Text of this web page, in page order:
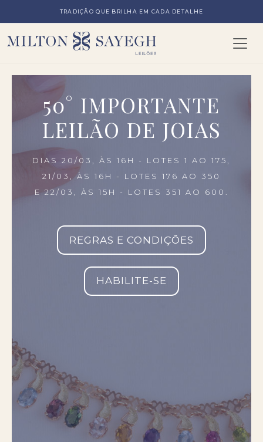
TRADIÇÃO QUE BRILHA EM CADA DETALHE
50° IMPORTANTE
LEILÃO DE JOIAS
DIAS 20/03, ÀS 16H - LOTES 1 AO 175,
21/03, ÀS 16H - LOTES 176 AO 350
E 22/03, ÀS 15H - LOTES 351 AO 600.
REGRAS E CONDIÇÕES
HABILITE-SE